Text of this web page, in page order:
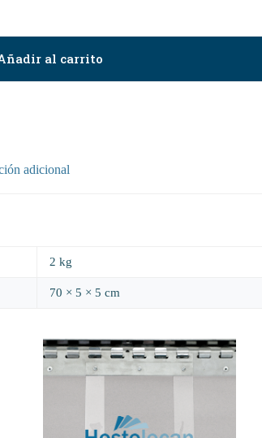
al carrito
adicional
2 kg
70 × 5 × 5 cm